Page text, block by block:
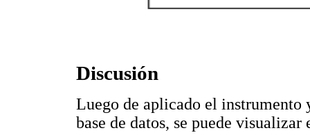
Discusión
Luego de aplicado el
base de datos, se puede